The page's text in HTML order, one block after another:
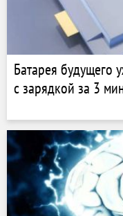
Батарея будущего
с зарядкой за 3